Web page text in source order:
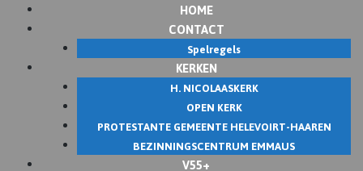
HOME
CONTACT
Spelregels
KERKEN
H. NICOLAASKERK
OPEN KERK
PROTESTANTE GEMEENTE HELEVOIRT-HAAREN
BEZINNINGSCENTRUM EMMAUS
V55+